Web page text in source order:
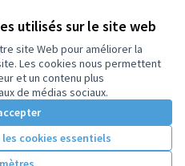
utilisés sur le site web
site Web pour améliorer la
Les cookies nous permettent
et un contenu plus
de médias sociaux.
cookies essentiels